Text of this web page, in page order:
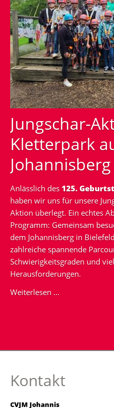
Eiswagen
beim
Gemeindefest
-
Sonntag,
28.
Mai
Juni
Jungschar-
Kletterpark
Johannisberg
Anlässlich des 125.
haben wir uns für unsere
Aktion überlegt. Ein echtes
Programm: Gemeinsam
dem Johannisberg in
zahlreiche spannende
Schwierigkeitsgraden und
Herausforderungen.
Weiterlesen …
dem
Kontakt
CVJM Johannis